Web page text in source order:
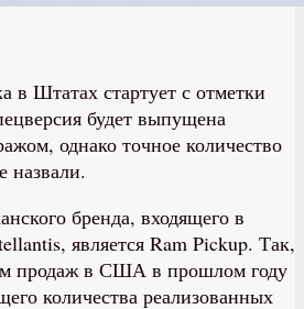
в Штатах стартует с отметки
будет выпущена
однако точное количество
бренда, входящего в
является Ram Pickup. Так,
продаж в США в прошлом году
количества реализованных